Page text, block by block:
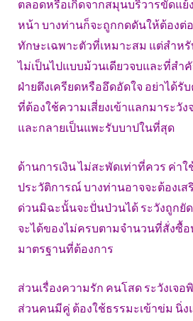
ตลอดหรือเกิดจากสมุนบริวารขัดแ
หน้า บางท่านก็จะถูกกดดันให้ต้องต่
ทักษะเฉพาะตัวที่เหมาะสม แต่สำหรั
ไม่เป็นไปแบบม้วนเดียวจบและที่ส
ฝ่ายตึงเครียดหรืออึดอัดใจ อย่าได้รั
ที่ต้องใช้ความเสี่ยงเข้าแลกมาระวัง
และกลายเป็นแพะรับบาปในที่สุด
ด้านการเงิน ไม่สะพัดเท่าที่ควร ค่าใ
ประวัติการณ์ บางท่านอาจจะต้องเ
ด่วนมิฉะนั้นจะปั่นป่วนได้ ระวังถูกยัด
จะได้ของไม่ครบตามจำนวนที่สั่งซื้อ
มาตรฐานที่ต้องการ
ส่วนเรื่องความรัก คนโสด ระวังเจ
ส่วนคนมีคู่ ต้องใช้ธรรมะเข้าข่ม นิ่